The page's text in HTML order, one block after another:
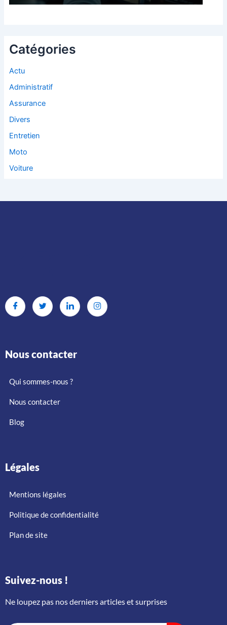
Catégories
Actu
Administratif
Assurance
Divers
Entretien
Moto
Voiture
Nous contacter
Qui sommes-nous ?
Nous contacter
Blog
Légales
Mentions légales
Politique de confidentialité
Plan de site
Suivez-nous !
Ne loupez pas nos derniers articles et surprises